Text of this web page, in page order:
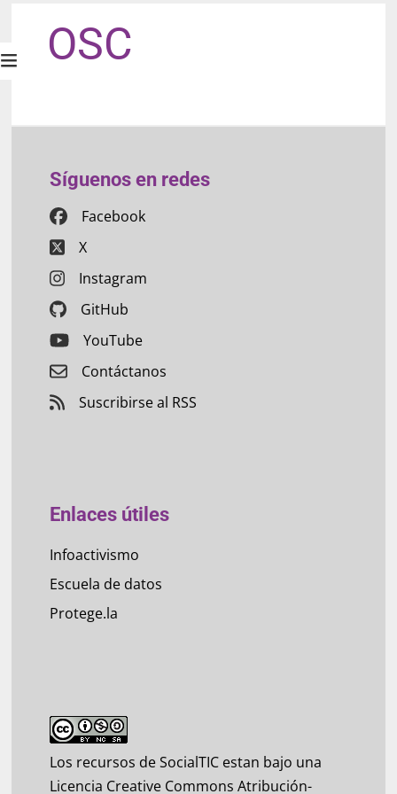
OSC
Síguenos en redes
Facebook
X
Instagram
GitHub
YouTube
Contáctanos
Suscribirse al RSS
Enlaces útiles
Infoactivismo
Escuela de datos
Protege.la
Los recursos de SocialTIC estan bajo una
Licencia Creative Commons Atribución-